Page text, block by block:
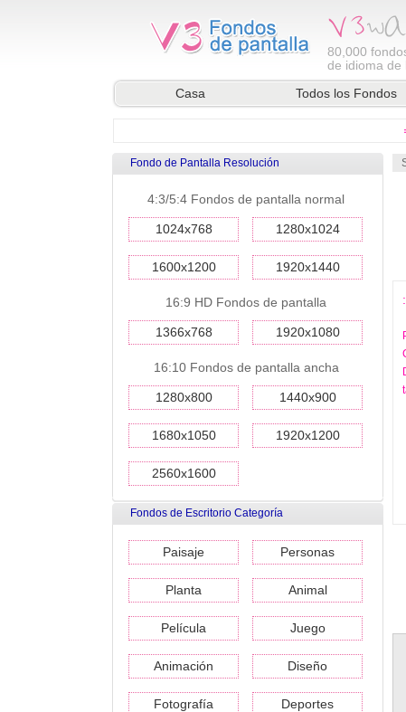
80,000
de idioma de
Casa Todos los Fondos
Fondo de Pantalla Resolución
4:3/5:4 Fondos de pantalla normal
1024x768 1280x1024
1600x1200 1920x1440
16:9 HD Fondos de pantalla
1366x768 1920x1080
16:10 Fondos de pantalla ancha
1280x800 1440x900
1680x1050 1920x1200
2560x1600
Fondos de Escritorio Categoría
Paisaje Personas
Planta Animal
Película Juego
Animación Diseño
Fotografía Deportes